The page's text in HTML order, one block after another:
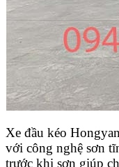
Xe đầu kéo
với công nghệ sơn
trước khi sơn giúp